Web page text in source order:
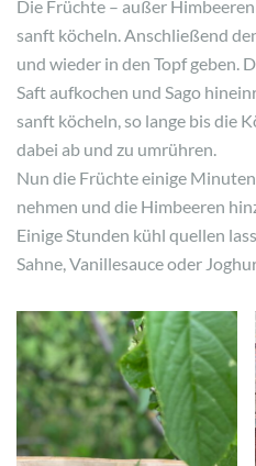
Die Früchte – außer
sanft köcheln. Anschließend
und wieder in den Topf geben.
Saft aufkochen und Sago
sanft köcheln, so lange bis die
dabei ab und zu umrühren.
Nun die Früchte einige
nehmen und die Himbeeren
Einige Stunden kühl quellen
Sahne, Vanillesauce oder